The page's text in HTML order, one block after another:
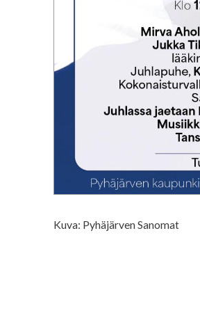
Kuva: Pyhäjärven Sanomat